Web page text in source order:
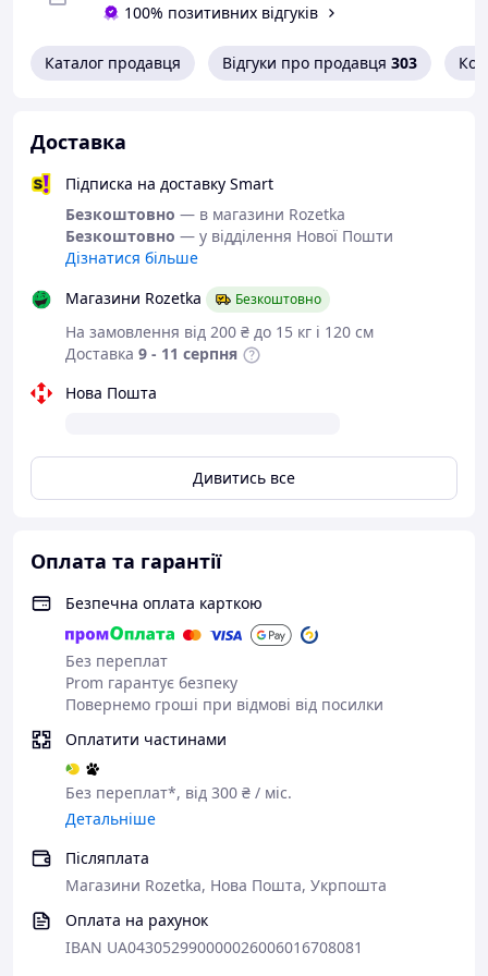
вологи та дощу.
органайзером для канцелярії
• Місткий основний відсік для шкільного приладдя та
зошитів А4
• Дві сітчасті кишені з боків
• Світловідбивні елементи спереду, ззаду та з боків
шкільного рюкзака
• Жорстке опускне дно всередині рюкзака
• Блискавка заднього відділення розстібається в обидва
боки
Також рюкзак для дітей 1-4 класів має:
• Якісні блискавки фірми SBS з надійною фурнітурою
• Посиленою ручкою зверху зі зручним захопленням
навантаженнями
У комплекті:
Бірка з індивідуальним штрих-кодом та описом.
М'яка іграшка-брелок
Мішок для взуття
Пенал
100% позитивних відгуків
Каталог продавця Відгуки про продавця 303
Доставка
Підписка на доставку Smart
Безкоштовно — в магазини Rozetka
Безкоштовно — у відділення Нової Пошти
Дізнатися більше
Магазини Rozetka
Безкоштовно
На замовлення від 200 ₴ до 15 кг і 120 см
Доставка 9 - 11 серпня
Нова Пошта
Дивитись все
Оплата та гарантії
Безпечна оплата карткою
Без переплат
Prom гарантує безпеку
Повернемо гроші при відмові від посилки
Оплатити частинами
Без переплат*, від 300 ₴ / міс.
Детальніше
Післяплата
Магазини Rozetka, Нова Пошта, Укрпошта
Оплата на рахунок
IBAN UA043052990000026006016708081